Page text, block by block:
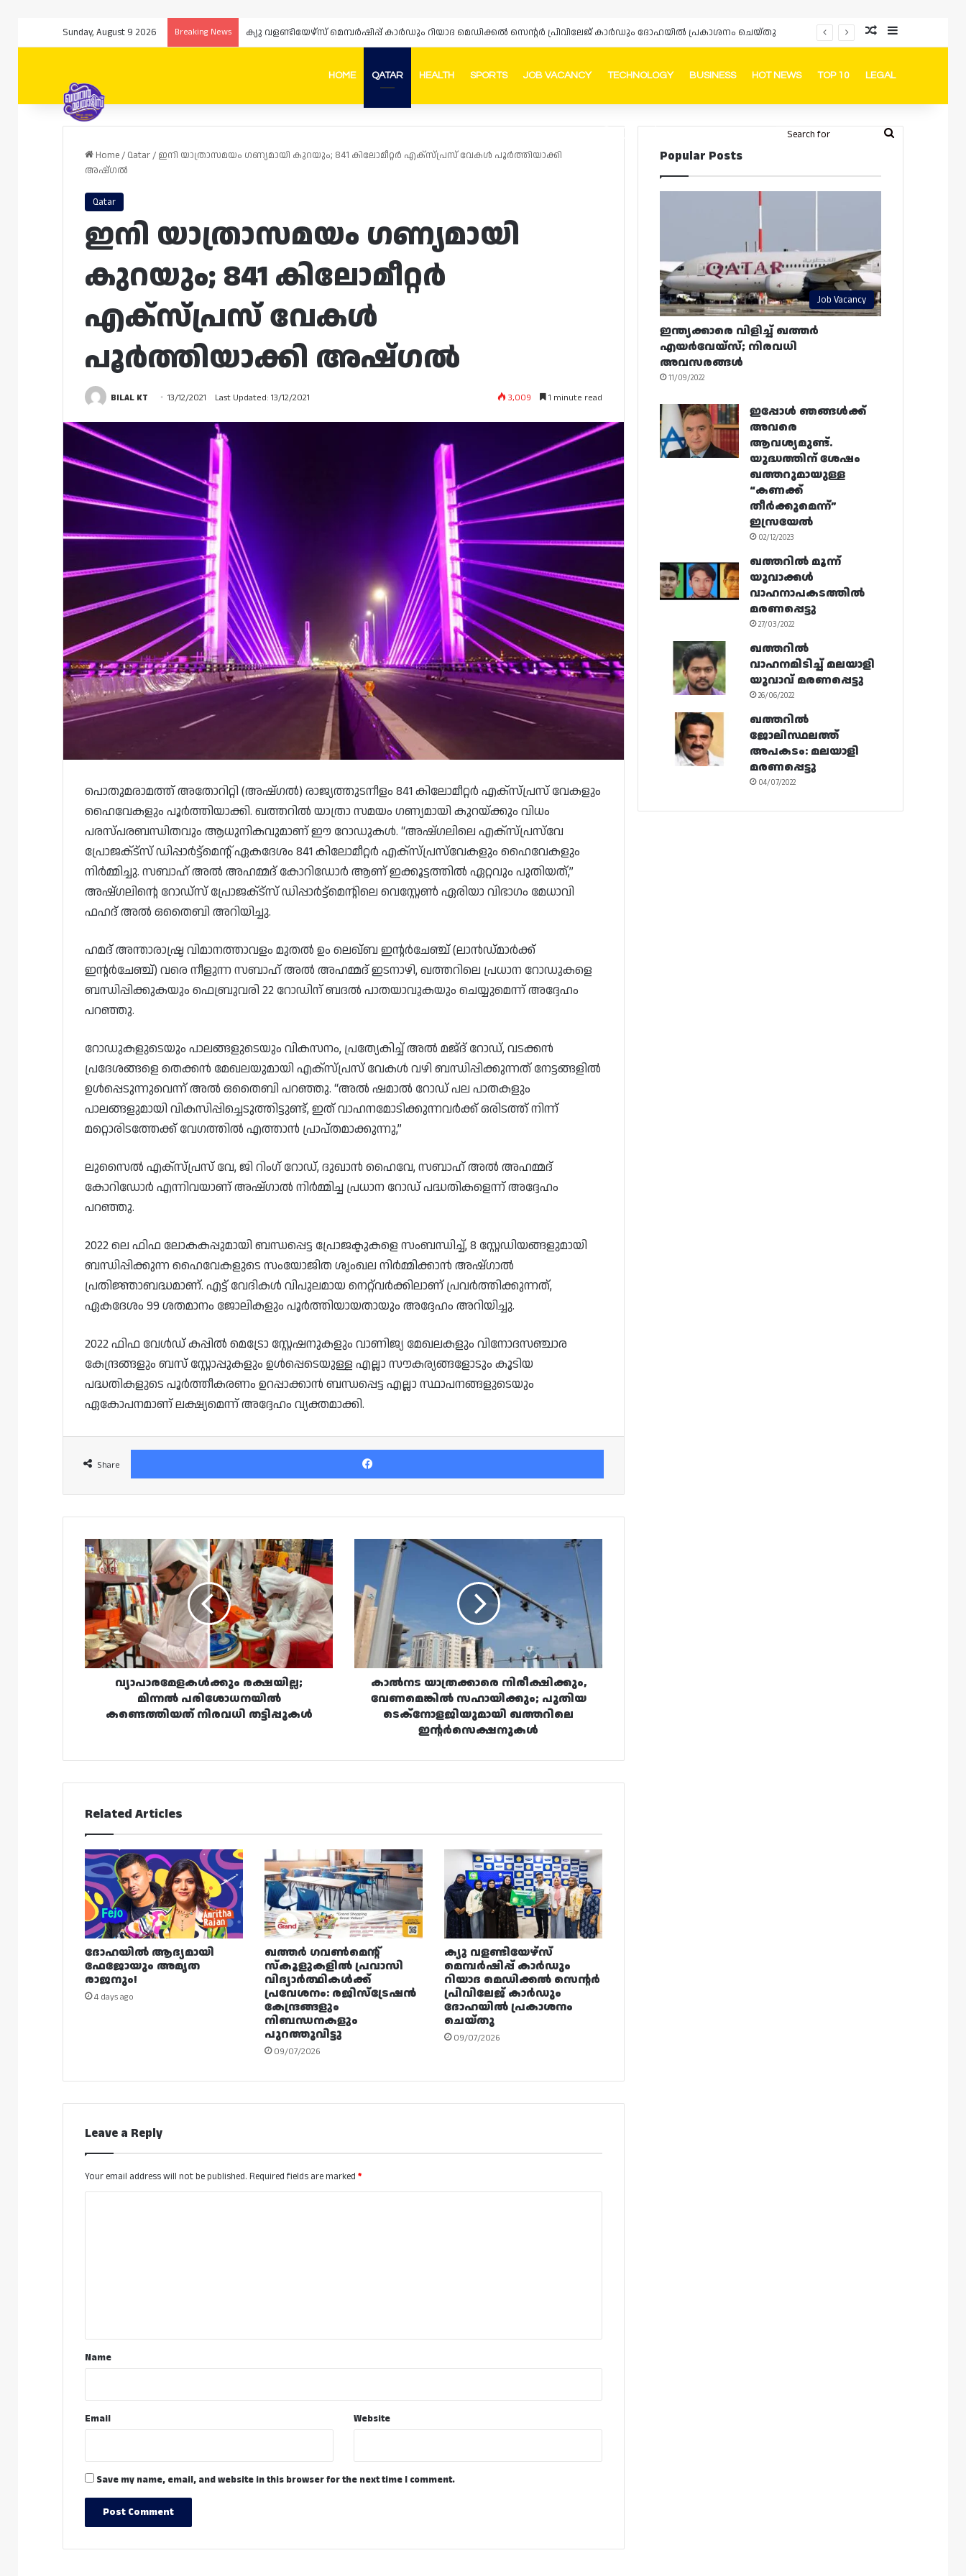
Sunday, August 9 2026 Breaking News ക്യു വളണ്ടിയേഴ്‌സ് മെമ്പർഷിപ്പ് കാർഡും റിയാദ മെഡിക്കൽ സെന്റർ പ്രിവിലേജ് കാർഡും ദോഹയിൽ പ്രകാശനം ചെയ്തു Random Article
Sidebar
HOME QATAR HEALTH SPORTS JOB VACANCY TECHNOLOGY BUSINESS HOT NEWS TOP 10 LEGAL
FacebookInstagram
Telegram
Whatsapp Random Article
Switch skin
Search
Home/ Qatar/ ഇനി യാത്രാസമയം ഗണ്യമായി കുറയും; 841 കിലോമീറ്റർ എക്സ്പ്രസ് വേകൾ പൂർത്തിയാക്കി
അഷ്‌ഗൽ
Qatar
ഇനി യാത്രാസമയം ഗണ്യമായി
കുറയും; 841 കിലോമീറ്റർ
എക്സ്പ്രസ് വേകൾ
പൂർത്തിയാക്കി അഷ്‌ഗൽ
BILAL KT 13/12/2021 Last Updated: 13/12/2021 3,009 1 minute read
പൊതുമരാമത്ത് അതോറിറ്റി (അഷ്ഗൽ) രാജ്യത്തുടനീളം 841 കിലോമീറ്റർ എക്സ്പ്രസ് വേകളും
ഹൈവേകളും പൂർത്തിയാക്കി. ഖത്തറിൽ യാത്രാ സമയം ഗണ്യമായി കുറയ്ക്കും വിധം
പരസ്പരബന്ധിതവും ആധുനികവുമാണ് ഈ റോഡുകൾ. “അഷ്‌ഗലിലെ എക്‌സ്‌പ്രസ്‌വേ
പ്രോജക്‌ട്‌സ് ഡിപ്പാർട്ട്‌മെന്റ് ഏകദേശം 841 കിലോമീറ്റർ എക്‌സ്‌പ്രസ്‌വേകളും ഹൈവേകളും
നിർമ്മിച്ചു. സബാഹ് അൽ അഹമ്മദ് കോറിഡോർ ആണ് ഇക്കൂട്ടത്തിൽ ഏറ്റവും പുതിയത്,”
അഷ്‌ഗലിന്റെ റോഡ്‌സ് പ്രോജക്‌ട്‌സ് ഡിപ്പാർട്ട്‌മെന്റിലെ വെസ്റ്റേൺ ഏരിയാ വിഭാഗം മേധാവി
ഫഹദ് അൽ ഒതൈബി അറിയിച്ചു.
ഹമദ് അന്താരാഷ്ട്ര വിമാനത്താവളം മുതൽ ഉം ലെഖ്ബ ഇന്റർചേഞ്ച് (ലാൻഡ്മാർക്ക്
ഇന്റർചേഞ്ച്) വരെ നീളുന്ന സബാഹ് അൽ അഹമ്മദ് ഇടനാഴി, ഖത്തറിലെ പ്രധാന റോഡുകളെ
ബന്ധിപ്പിക്കുകയും ഫെബ്രുവരി 22 റോഡിന് ബദൽ പാതയാവുകയും ചെയ്യുമെന്ന് അദ്ദേഹം
പറഞ്ഞു.
റോഡുകളുടെയും പാലങ്ങളുടെയും വികസനം, പ്രത്യേകിച്ച് അൽ മജ്ദ് റോഡ്, വടക്കൻ
പ്രദേശങ്ങളെ തെക്കൻ മേഖലയുമായി എക്സ്പ്രസ് വേകൾ വഴി ബന്ധിപ്പിക്കുന്നത് നേട്ടങ്ങളിൽ
ഉൾപ്പെടുന്നുവെന്ന് അൽ ഒതൈബി പറഞ്ഞു. “അൽ ഷമാൽ റോഡ് പല പാതകളും
പാലങ്ങളുമായി വികസിപ്പിച്ചെടുത്തിട്ടുണ്ട്, ഇത് വാഹനമോടിക്കുന്നവർക്ക് ഒരിടത്ത് നിന്ന്
മറ്റൊരിടത്തേക്ക് വേഗത്തിൽ എത്താൻ പ്രാപ്തമാക്കുന്നു,”
ലുസൈൽ എക്‌സ്പ്രസ് വേ, ജി റിംഗ് റോഡ്, ദുഖാൻ ഹൈവേ, സബാഹ് അൽ അഹമ്മദ്
കോറിഡോർ എന്നിവയാണ് അഷ്ഗാൽ നിർമ്മിച്ച പ്രധാന റോഡ് പദ്ധതികളെന്ന് അദ്ദേഹം
പറഞ്ഞു.
2022 ലെ ഫിഫ ലോകകപ്പുമായി ബന്ധപ്പെട്ട പ്രോജക്ടുകളെ സംബന്ധിച്ച്, 8 സ്റ്റേഡിയങ്ങളുമായി
ബന്ധിപ്പിക്കുന്ന ഹൈവേകളുടെ സംയോജിത ശൃംഖല നിർമ്മിക്കാൻ അഷ്ഗാൽ
പ്രതിജ്ഞാബദ്ധമാണ്. എട്ട് വേദികൾ വിപുലമായ നെറ്റ്‌വർക്കിലാണ് പ്രവർത്തിക്കുന്നത്,
ഏകദേശം 99 ശതമാനം ജോലികളും പൂർത്തിയായതായും അദ്ദേഹം അറിയിച്ചു.
2022 ഫിഫ വേൾഡ് കപ്പിൽ മെട്രോ സ്റ്റേഷനുകളും വാണിജ്യ മേഖലകളും വിനോദസഞ്ചാര
കേന്ദ്രങ്ങളും ബസ് സ്റ്റോപ്പുകളും ഉൾപ്പെടെയുള്ള എല്ലാ സൗകര്യങ്ങളോടും കൂടിയ
പദ്ധതികളുടെ പൂർത്തീകരണം ഉറപ്പാക്കാൻ ബന്ധപ്പെട്ട എല്ലാ സ്ഥാപനങ്ങളുടെയും
ഏകോപനമാണ് ലക്ഷ്യമെന്ന് അദ്ദേഹം വ്യക്തമാക്കി.
Share
Facebook
വ്യാപാരമേളകൾക്കും
രക്ഷയില്ല;
മിന്നൽ
പരിശോധനയിൽ
കണ്ടെത്തിയത്
നിരവധി
തട്ടിപ്പുകൾ
വ്യാപാരമേളകൾക്കും രക്ഷയില്ല;
മിന്നൽ പരിശോധനയിൽ
കണ്ടെത്തിയത് നിരവധി തട്ടിപ്പുകൾ
കാൽനട
യാത്രക്കാരെ
നിരീക്ഷിക്കും,
വേണമെങ്കിൽ
സഹായിക്കും;
പുതിയ
ടെക്‌നോളജിയുമായി
ഖത്തറിലെ
ഇന്റർസെക്ഷനുകൾ
കാൽനട യാത്രക്കാരെ നിരീക്ഷിക്കും,
വേണമെങ്കിൽ സഹായിക്കും; പുതിയ
ടെക്‌നോളജിയുമായി ഖത്തറിലെ
ഇന്റർസെക്ഷനുകൾ
Related Articles
ദോഹയിൽ ആദ്യമായി
ഫേജോയും അമൃത
രാജനും!
4 days ago
ഖത്തർ ഗവൺമെന്റ്
സ്കൂളുകളിൽ പ്രവാസി
വിദ്യാർത്ഥികൾക്ക്
പ്രവേശനം: രജിസ്ട്രേഷൻ
കേന്ദ്രങ്ങളും
നിബന്ധനകളും
പുറത്തുവിട്ടു
09/07/2026
ക്യു വളണ്ടിയേഴ്‌സ്
മെമ്പർഷിപ്പ് കാർഡും
റിയാദ മെഡിക്കൽ സെന്റർ
പ്രിവിലേജ് കാർഡും
ദോഹയിൽ പ്രകാശനം
ചെയ്തു
09/07/2026
Leave a Reply
Your email address will not be published. Required fields are marked *
*Name
Email Website
Save my name, email, and website in this browser for the next time I comment.
Popular Posts
Job Vacancy
ഇന്ത്യക്കാരെ വിളിച്ച് ഖത്തർ
എയർവേയ്‌സ്; നിരവധി
അവസരങ്ങൾ
11/09/2022
ഇപ്പോൾ ഞങ്ങൾക്ക്
അവരെ
ആവശ്യമുണ്ട്.
യുദ്ധത്തിന് ശേഷം
ഖത്തറുമായുള്ള
“കണക്ക്
തീർക്കുമെന്ന്”
ഇസ്രയേൽ
02/12/2023
ഖത്തറിൽ മൂന്ന്
യുവാക്കൾ
വാഹനാപകടത്തിൽ
മരണപ്പെട്ടു
27/03/2022
ഖത്തറിൽ
വാഹനമിടിച്ച് മലയാളി
യുവാവ് മരണപ്പെട്ടു
26/06/2022
ഖത്തറിൽ
ജോലിസ്ഥലത്ത്
അപകടം: മലയാളി
മരണപ്പെട്ടു
04/07/2022